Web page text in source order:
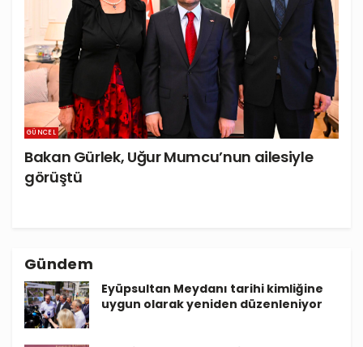
GÜNCEL
Bakan Gürlek, Uğur Mumcu’nun ailesiyle
görüştü
Gündem
Eyüpsultan Meydanı tarihi kimliğine
uygun olarak yeniden düzenleniyor